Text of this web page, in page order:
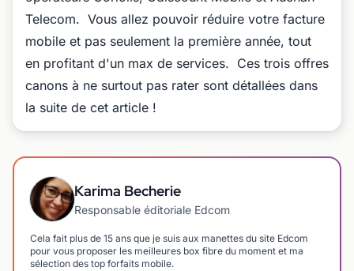
Telecom. Vous allez pouvoir réduire votre facture
mobile et pas seulement la première année, tout
en profitant d'un max de services. Ces trois offres
canons à ne surtout pas rater sont détallées dans
la suite de cet article !
Karima Becherie
Responsable éditoriale Edcom
Cela fait plus de 15 ans que je suis aux manettes du site Edcom
pour vous proposer les meilleures box fibre du moment et ma
sélection des top forfaits mobile.